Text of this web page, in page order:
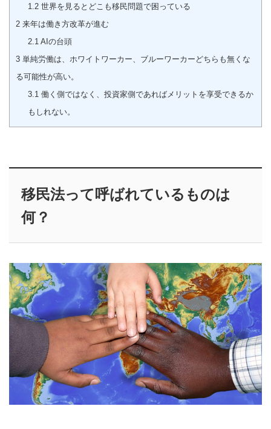
1.2世界を見るとどこも移民問題で困っている
2 来年は働き方改革が進む
2.1 AIの台頭
3 単純労働は、ホワイトワーカー、ブルーワーカーどちらも無くな
る可能性が高い。
3.1 働く側ではなく、投資家側であればメリットを享受できるか
もしれない。
移民法って呼ばれているものは
何？